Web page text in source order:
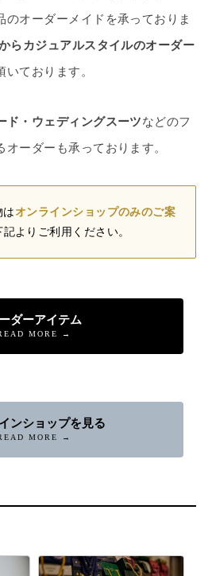
のオーダーメイドを承っておりま
らカジュアルスタイルのオーダー
いております。
ド・ウェディングスーツなどのフ
オーダーも承っております。
はオンラインショップのみのご案
よりご利用ください。
ダーアイテム
MORE →
ンショップを見る
MORE →